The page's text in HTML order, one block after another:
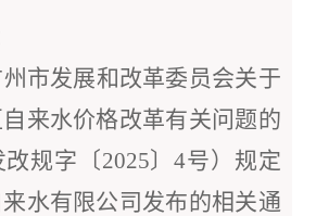
市发展和改革委员会关于
来水价格改革有关问题的
规字〔2025〕4号）规定
水有限公司发布的相关通